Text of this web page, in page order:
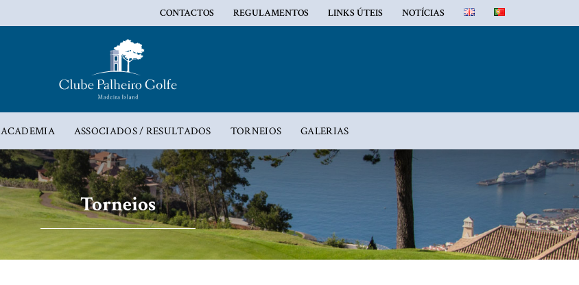
CONTACTOS REGULAMENTOS LINKS ÚTEIS NOTÍCIAS
ACADEMIA ASSOCIADOS / RESULTADOS TORNEIOS GALERIAS
Torneios